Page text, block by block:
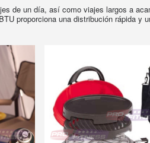
de un día, así como viajes largos a
proporciona una distribución rápida y